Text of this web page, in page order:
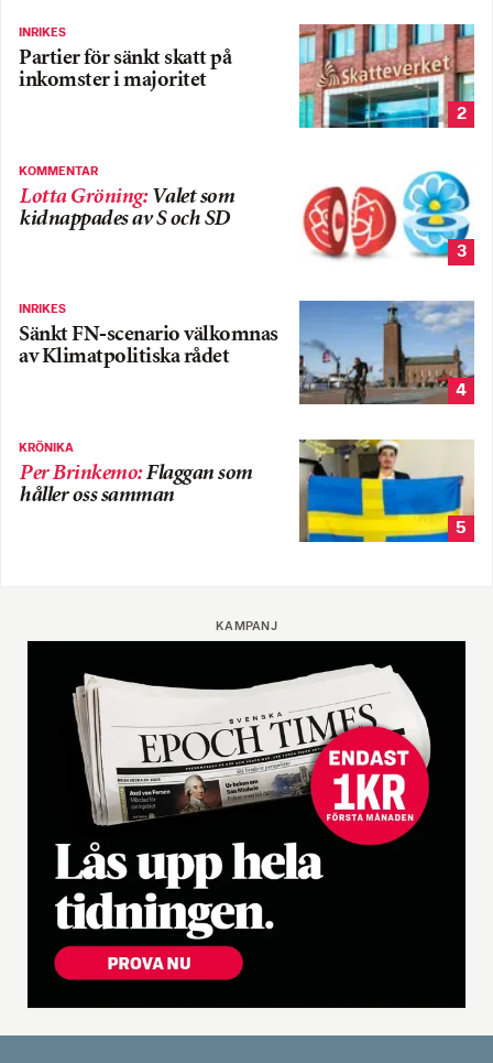
INRIKES
Partier för sänkt skatt på
inkomster i majoritet
2
KOMMENTAR
Lotta Gröning: Valet som
kidnappades av S och SD
3
INRIKES
Sänkt FN-scenario välkomnas
av Klimatpolitiska rådet
4
KRÖNIKA
Per Brinkemo:Flaggan som
håller oss samman
5
KAMPANJ